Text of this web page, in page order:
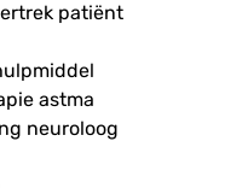
patiënt
astma
neuroloog